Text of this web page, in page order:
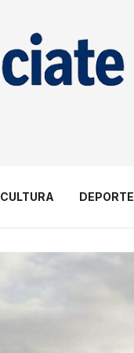
CULTURA DEPORTE